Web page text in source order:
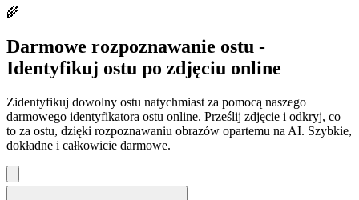
🌾
Darmowe rozpoznawanie ostu -
Identyfikuj ostu po zdjęciu online
Zidentyfikuj dowolny ostu natychmiast za pomocą naszego
darmowego identyfikatora ostu online. Prześlij zdjęcie i odkryj, co
to za ostu, dzięki rozpoznawaniu obrazów opartemu na AI. Szybkie,
dokładne i całkowicie darmowe.